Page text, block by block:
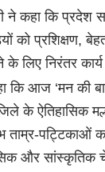
ने कहा कि प्रदेश
को प्रशिक्षण,
लिए निरंतर
कि आज ‘मन की
जिले के ऐतिहासिक
ताम्र-पट्टिकाओं
और सांस्कृतिक